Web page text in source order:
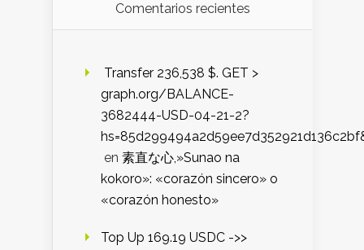
Comentarios recientes
️ Transfer 236,538 $. GET >
graph.org/BALANCE-
3682444-USD-04-21-2?
en 素直な心,»Sunao na
kokoro»: «corazón sincero» o
«corazón honesto»
Top Up 169.19 USDC ->>